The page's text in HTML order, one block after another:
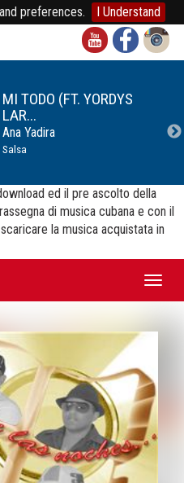
preferences. I Understand
MI TODO (FT. YORDYS
LAR...
Ana Yadira
Salsa
ed il pre ascolto della
di musica cubana e con il
la musica acquistata in